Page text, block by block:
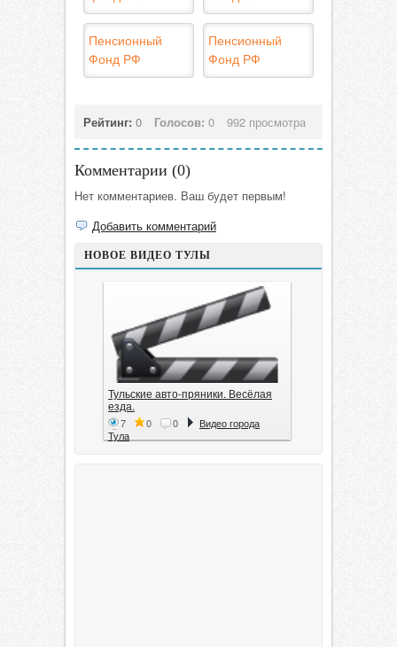
Пенсионный
Фонд РФ
Пенсионный
Фонд РФ
Рейтинг: 0 Голосов: 0 992 просмотра
Комментарии (0)
Нет комментариев. Ваш будет первым!
Добавить комментарий
НОВОЕ ВИДЕО ТУЛЫ
Тульские авто-пряники. Весёлая
езда.
7 0 0
Видео города
Тула